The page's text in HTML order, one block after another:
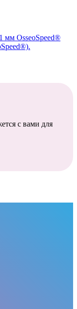
мм OsseoSpeed®
с вами для